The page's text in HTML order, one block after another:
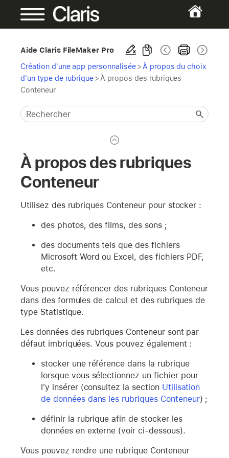
Aide Claris FileMaker Pro
Création d'une app personnalisée> À propos du choix
d'un type de rubrique> À propos des rubriques
Conteneur
À propos des rubriques
Conteneur
Utilisez des rubriques Conteneur pour stocker :
des photos, des films, des sons ;
des documents tels que des fichiers
Microsoft Word ou Excel, des fichiers PDF,
etc.
Vous pouvez référencer des rubriques Conteneur
dans des formules de calcul et des rubriques de
type Statistique.
Les données des rubriques Conteneur sont par
défaut imbriquées. Vous pouvez également :
stocker une référence dans la rubrique
lorsque vous sélectionnez un fichier pour
l'y insérer (consultez la section Utilisation
de données dans les rubriques Conteneur) ;
définir la rubrique afin de stocker les
données en externe (voir ci-dessous).
Vous pouvez rendre une rubrique Conteneur